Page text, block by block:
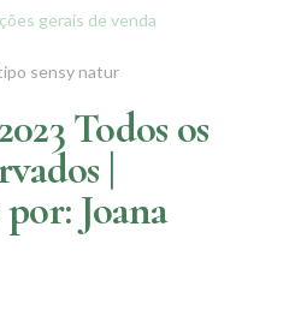
gerais de venda
Todos os
|
Joana